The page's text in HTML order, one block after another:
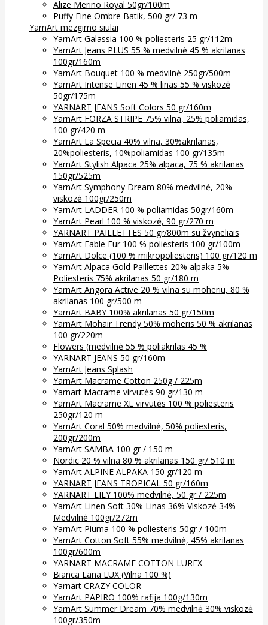
Alize Merino Royal 50gr/100m
Puffy Fine Ombre Batik, 500 gr/ 73 m
YarnArt mezgimo siūlai
YarnArt Galassia 100 % poliesteris 25 gr/112m
YarnArt Jeans PLUS 55 % medvilnė 45 % akrilanas
100gr/160m
YarnArt Bouquet 100 % medvilnė 250gr/500m
YarnArt Intense Linen 45 % linas 55 % viskozė
50gr/175m
YARNART JEANS Soft Colors 50 gr/160m
YarnArt FORZA STRIPE 75% vilna, 25% poliamidas,
100 gr/420 m
YarnArt La Specia 40% vilna, 30%akrilanas,
20%poliesteris, 10%poliamidas 100 gr/135m
YarnArt Stylish Alpaca 25% alpaca, 75 % akrilanas
150gr/525m
YarnArt Symphony Dream 80% medvilnė, 20%
viskozė 100gr/250m
YarnArt LADDER 100 % poliamidas 50gr/160m
YarnArt Pearl 100 % viskozė, 90 gr/270 m
YARNART PAILLETTES 50 gr/800m su žvyneliais
YarnArt Fable Fur 100 % poliesteris 100 gr/100m
YarnArt Dolce (100 % mikropoliesteris) 100 gr/120 m
YarnArt Alpaca Gold Paillettes 20% alpaka 5%
Poliesteris 75% akrilanas 50 gr/180 m
YarnArt Angora Active 20 % vilna su moheriu, 80 %
akrilanas 100 gr/500 m
YarnArt BABY 100% akrilanas 50 gr/150m
YarnArt Mohair Trendy 50% moheris 50 % akrilanas
100 gr/220m
Flowers (medvilnė 55 % poliakrilas 45 %
YARNART JEANS 50 gr/160m
YarnArt Jeans Splash
YarnArt Macrame Cotton 250g / 225m
Yarnart Macrame virvutės 90 gr/130 m
YarnArt Macrame XL virvutės 100 % poliesteris
250gr/120 m
YarnArt Coral 50% medvilnė, 50% poliesteris,
200gr/200m
YarnArt SAMBA 100 gr / 150 m
Nordic 20 % vilna 80 % akrilanas 150 gr/ 510 m
YarnArt ALPINE ALPAKA 150 gr/120 m
YARNART JEANS TROPICAL 50 gr/160m
YARNART LILY 100% medvilnė, 50 gr / 225m
YarnArt Linen Soft 30% Linas 36% Viskozė 34%
Medvilnė 100gr/272m
YarnArt Piuma 100 % poliesteris 50gr / 100m
YarnArt Cotton Soft 55% medvilnė, 45% akrilanas
100gr/600m
YARNART MACRAME COTTON LUREX
Bianca Lana LUX (Vilna 100 %)
Yarnart CRAZY COLOR
YarnArt PAPIRO 100% rafija 100g/130m
YarnArt Summer Dream 70% medvilnė 30% viskozė
100gr/350m